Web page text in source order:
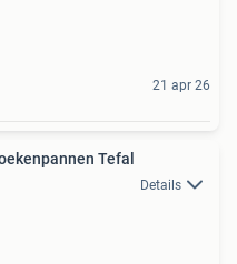
21 apr 26
Tefal
Details